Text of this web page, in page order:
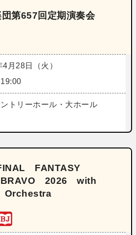
第657回定期演奏会
4月28日（火）
トリーホール・大ホール
FANTASY
2026 with